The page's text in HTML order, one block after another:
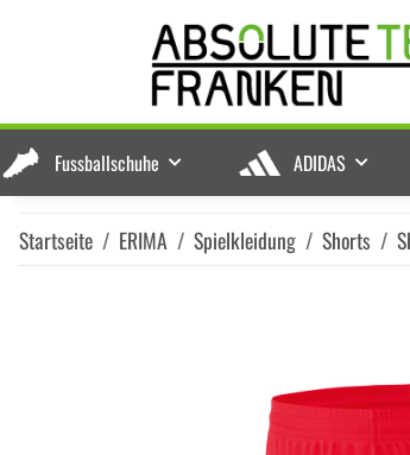
Fussballschuhe ADIDAS
Startseite ERIMA Spielkleidung Shorts